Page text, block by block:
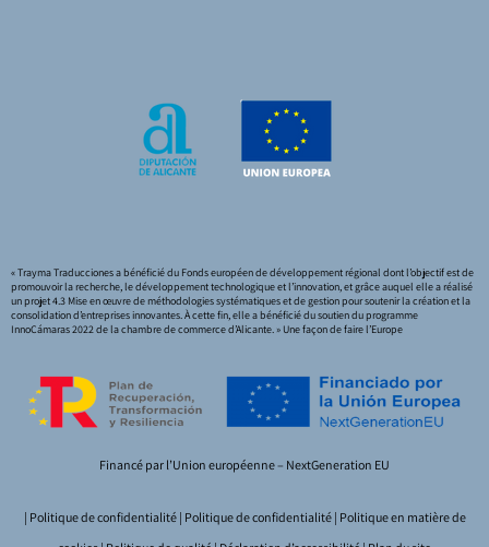
« Trayma Traducciones a bénéficié du Fonds européen de développement régional dont l’objectif est de
promouvoir la recherche, le développement technologique et l’innovation, et grâce auquel elle a réalisé
un projet 4.3 Mise en œuvre de méthodologies systématiques et de gestion pour soutenir la création et la
consolidation d’entreprises innovantes. À cette fin, elle a bénéficié du soutien du programme
InnoCámaras 2022 de la chambre de commerce d’Alicante. » Une façon de faire l’Europe
Financé par l’Union européenne – NextGeneration EU
| Politique de confidentialité| Politique de confidentialité| Politique en matière de